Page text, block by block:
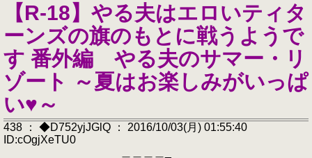
【R-18】やる夫はエロいティタ
ーンズの旗のもとに戦うようで
す 番外編 やる夫のサマー・リ
ゾート ～夏はお楽しみがいっぱ
い♥～
438 ： ◆D752yjJGlQ ： 2016/10/03(月) 01:55:40
ID:cOgjXeTU0